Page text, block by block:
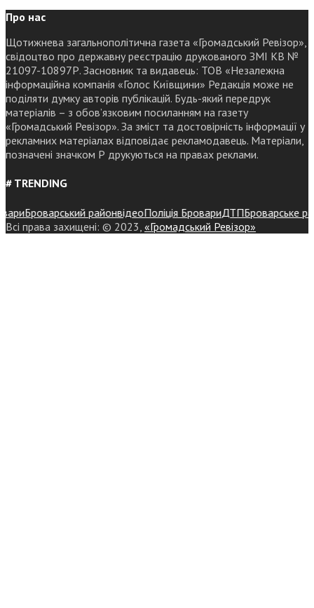
Про нас
Щотижнева загальнополітична газета «Громадський Ревізор»,
свідоцтво про державну реєстрацію друкованого ЗМІ КВ №
21097-10897Р. Засновник та видавець: ТОВ «Незалежна
інформаційна компанія «Голос Київщини» Редакція може не
поділяти думку авторів публікацій. Будь-який передрук
матеріалів – з обов’язковим посиланням на газету
«Громадський Ревізор». За зміст та достовірність інформації у
рекламних матеріалах відповідає рекламодавець. Матеріали,
позначені значком Р друкуються на правах реклами.
# TRENDING
Броварський районвідеоПоліція БровариДТПБроварське
Всі права захищені: © 2023, «Громадський Ревізор»